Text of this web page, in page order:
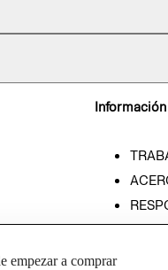
empezar a comprar